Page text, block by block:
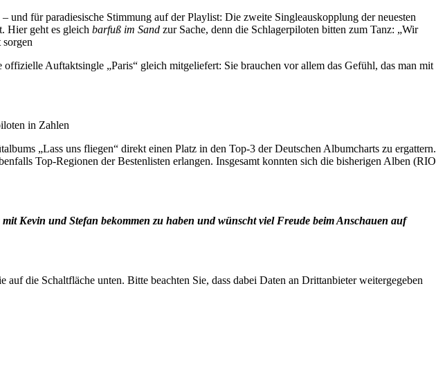
für paradiesische Stimmung auf der Playlist: Die zweite Singleauskopplung der neuesten
Hier geht es gleich barfuß im Sand zur Sache, denn die Schlagerpiloten bitten zum Tanz: „Wir
Auftaktsingle „Paris“ gleich mitgeliefert: Sie brauchen vor allem das Gefühl, das man mit
in Zahlen
„Lass uns fliegen“ direkt einen Platz in den Top-3 der Deutschen Albumcharts zu ergattern.
Top-Regionen der Bestenlisten erlangen. Insgesamt konnten sich die bisherigen Alben (RIO
Kevin und Stefan bekommen zu haben und wünscht viel Freude beim Anschauen auf
die Schaltfläche unten. Bitte beachten Sie, dass dabei Daten an Drittanbieter weitergegeben